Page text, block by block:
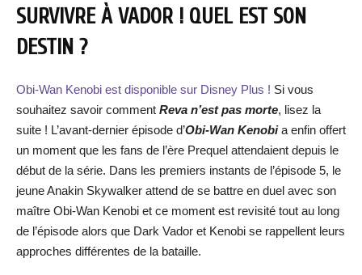
SURVIVRE À VADOR ! QUEL EST SON
DESTIN ?
Obi-Wan Kenobi est disponible sur Disney Plus ! Si vous
souhaitez savoir comment Reva n’est pas morte, lisez la
suite ! L’avant-dernier épisode d’Obi-Wan Kenobia enfin offert
un moment que les fans de l’ère Prequel attendaient depuis le
début de la série. Dans les premiers instants de l’épisode 5, le
jeune Anakin Skywalker attend de se battre en duel avec son
maître Obi-Wan Kenobi et ce moment est revisité tout au long
de l’épisode alors que Dark Vador et Kenobi se rappellent leurs
approches différentes de la bataille.